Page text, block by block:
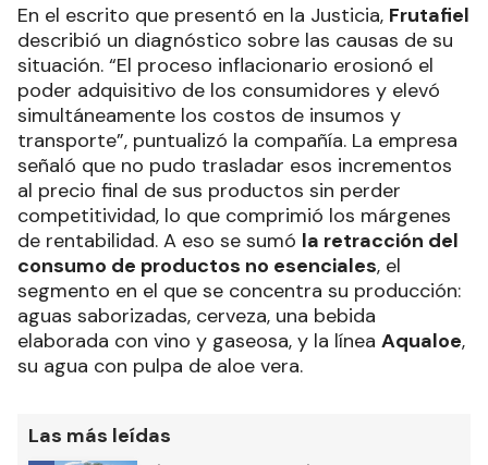
En el escrito que presentó en la Justicia, Frutafiel
describió un diagnóstico sobre las causas de su
situación. “El proceso inflacionario erosionó el
poder adquisitivo de los consumidores y elevó
simultáneamente los costos de insumos y
transporte”, puntualizó la compañía. La empresa
señaló que no pudo trasladar esos incrementos
al precio final de sus productos sin perder
competitividad, lo que comprimió los márgenes
de rentabilidad. A eso se sumó la retracción del
consumo de productos no esenciales, el
segmento en el que se concentra su producción:
aguas saborizadas, cerveza, una bebida
elaborada con vino y gaseosa, y la línea Aqualoe,
su agua con pulpa de aloe vera.
Las más leídas